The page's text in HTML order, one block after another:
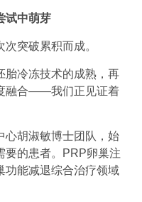
试中萌芽
突破累积而成。
胎冷冻技术的成熟，再
融合——我们正见证着
心胡淑敏博士团队，始
要的患者。PRP卵巢注
功能减退综合治疗领域